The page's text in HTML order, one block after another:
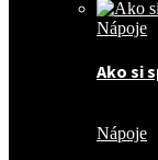
Nápoje
Ako si
Nápoje